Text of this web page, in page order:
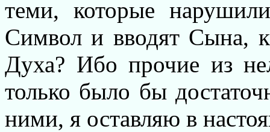
теми, которые
Символ и вводят Сына,
Духа? Ибо прочие из
только было бы
ними, я оставляю в